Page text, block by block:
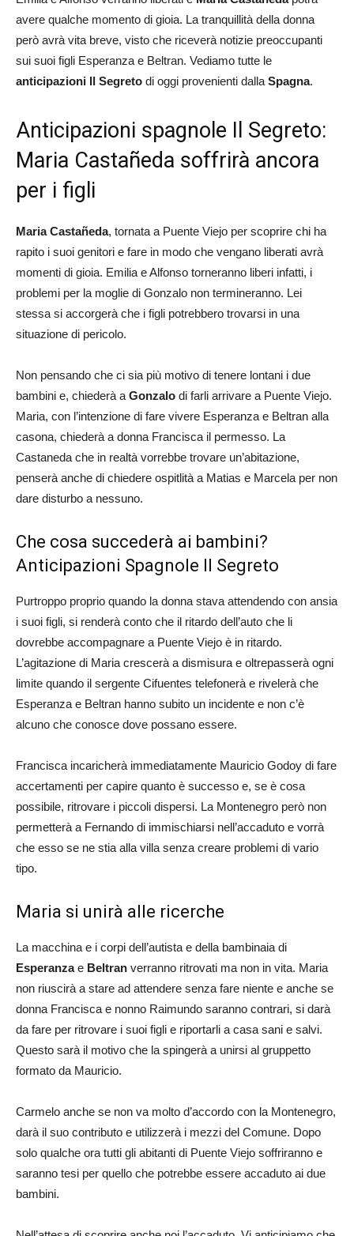
avere qualche momento di gioia. La tranquillità della donna
però avrà vita breve, visto che riceverà notizie preoccupanti
sui suoi figli Esperanza e Beltran. Vediamo tutte le
anticipazioni Il Segreto di oggi provenienti dalla Spagna.
Anticipazioni spagnole Il Segreto:
Maria Castañeda soffrirà ancora
per i figli
Maria Castañeda, tornata a Puente Viejo per scoprire chi ha
rapito i suoi genitori e fare in modo che vengano liberati avrà
momenti di gioia. Emilia e Alfonso torneranno liberi infatti, i
problemi per la moglie di Gonzalo non termineranno. Lei
stessa si accorgerà che i figli potrebbero trovarsi in una
situazione di pericolo.
Non pensando che ci sia più motivo di tenere lontani i due
bambini e, chiederà a Gonzalo di farli arrivare a Puente Viejo.
Maria, con l’intenzione di fare vivere Esperanza e Beltran alla
casona, chiederà a donna Francisca il permesso. La
Castaneda che in realtà vorrebbe trovare un’abitazione,
penserà anche di chiedere ospitlità a Matias e Marcela per non
dare disturbo a nessuno.
Che cosa succederà ai bambini?
Anticipazioni Spagnole Il Segreto
Purtroppo proprio quando la donna stava attendendo con ansia
i suoi figli, si renderà conto che il ritardo dell’auto che li
dovrebbe accompagnare a Puente Viejo è in ritardo.
L’agitazione di Maria crescerà a dismisura e oltrepasserà ogni
limite quando il sergente Cifuentes telefonerà e rivelerà che
Esperanza e Beltran hanno subito un incidente e non c’è
alcuno che conosce dove possano essere.
Francisca incaricherà immediatamente Mauricio Godoy di fare
accertamenti per capire quanto è successo e, se è cosa
possibile, ritrovare i piccoli dispersi. La Montenegro però non
permetterà a Fernando di immischiarsi nell’accaduto e vorrà
che esso se ne stia alla villa senza creare problemi di vario
tipo.
Maria si unirà alle ricerche
La macchina e i corpi dell’autista e della bambinaia di
Esperanzae Beltran verranno ritrovati ma non in vita. Maria
non riuscirà a stare ad attendere senza fare niente e anche se
donna Francisca e nonno Raimundo saranno contrari, si darà
da fare per ritrovare i suoi figli e riportarli a casa sani e salvi.
Questo sarà il motivo che la spingerà a unirsi al gruppetto
formato da Mauricio.
Carmelo anche se non va molto d’accordo con la Montenegro,
darà il suo contributo e utilizzerà i mezzi del Comune. Dopo
solo qualche ora tutti gli abitanti di Puente Viejo soffriranno e
saranno tesi per quello che potrebbe essere accaduto ai due
bambini.